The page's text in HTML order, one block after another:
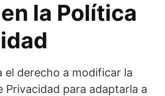
la Política
el derecho a modificar la
Privacidad para adaptarla a